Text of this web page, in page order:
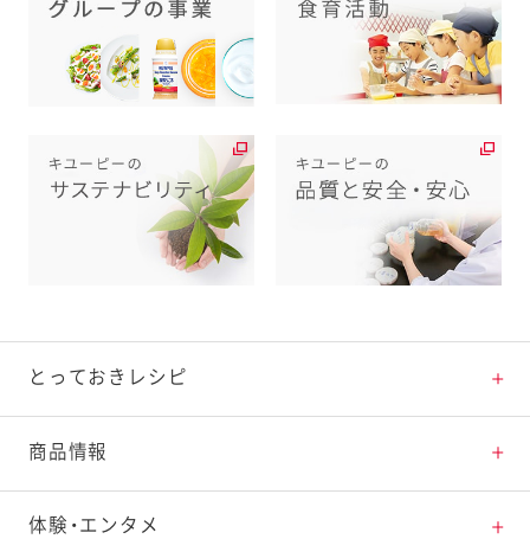
とっておきレシピ
とっておきレシピトップ
素材の知識
商品情報
商品情報トップ
体験・エンタメ